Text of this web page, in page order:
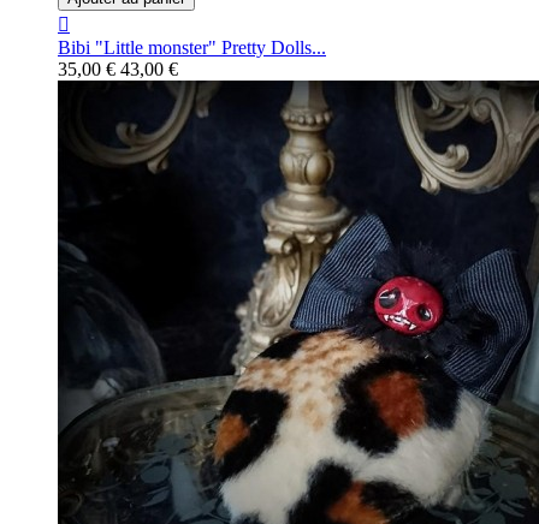

Bibi "Little monster" Pretty Dolls...
35,00 € 43,00 €